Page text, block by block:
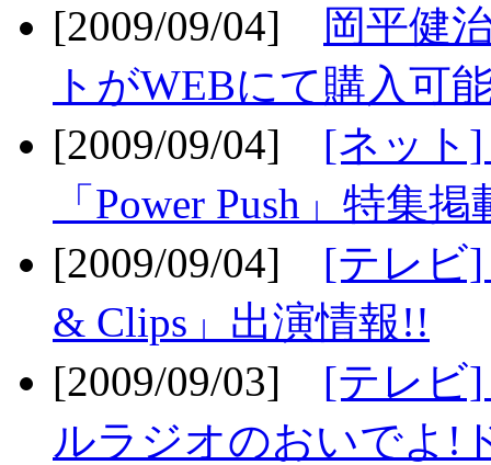
[2009/09/04]
岡平健
トがWEBにて購入可
[2009/09/04] [ネット]
「Power Push」特集
[2009/09/04] [テレビ]
& Clips」出演情報!!
[2009/09/03] [テレビ
ルラジオのおいでよ!